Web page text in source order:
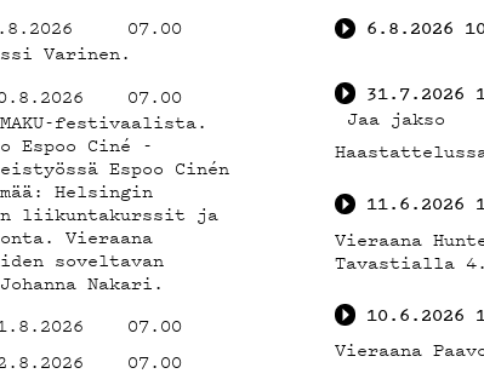
07.00
Varinen.
07.00
festivaalista.
Espoo Ciné -
Espoo Cinén
Helsingin
liikuntakurssit ja
Vieraana
soveltavan
Nakari.
07.00
07.00
6.8.2026
31.7.2026
Jaa jakso
11.6.2026
Vieraana
Tavastialla
10.6.2026
Vieraana